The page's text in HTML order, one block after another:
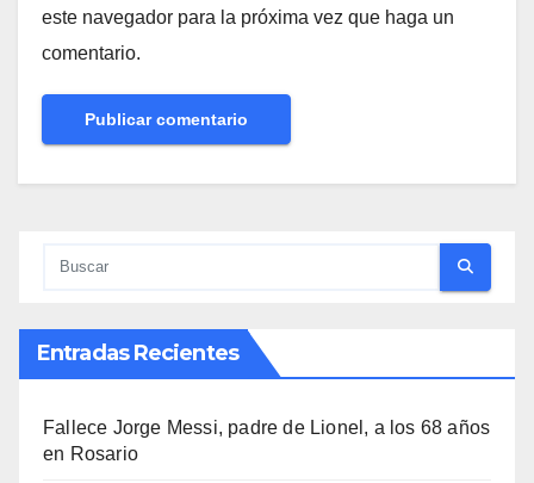
este navegador para la próxima vez que haga un
comentario.
Entradas Recientes
Fallece Jorge Messi, padre de Lionel, a los 68 años
en Rosario